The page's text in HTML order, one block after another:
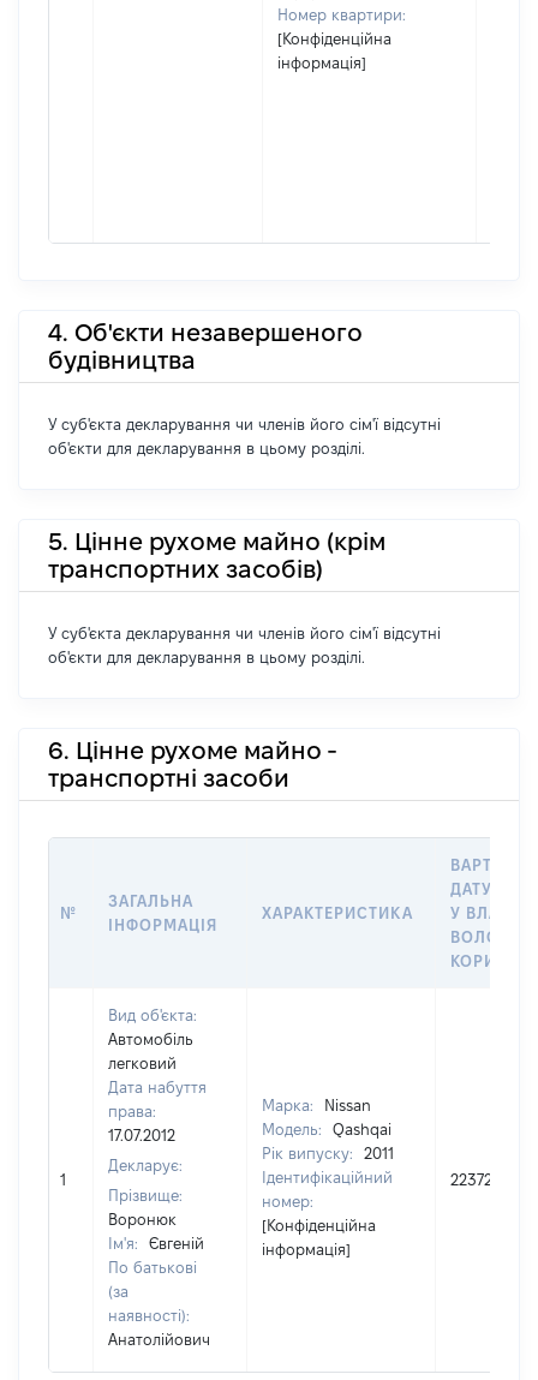
Номер квартири:
[Конфіденційна
інформація]
4. Об'єкти незавершеного
будівництва
У суб'єкта декларування чи членів його сім'ї відсутні
об'єкти для декларування в цьому розділі.
5. Цінне рухоме майно (крім
транспортних засобів)
У суб'єкта декларування чи членів його сім'ї відсутні
об'єкти для декларування в цьому розділі.
6. Цінне рухоме майно -
транспортні засоби
№
ЗАГАЛЬНА
ІНФОРМАЦІЯ
ХАРАКТЕРИСТИКА
ВАРТІСТЬ
ДАТУ
У
1
Вид об'єкта:
Автомобіль
легковий
Дата набуття
права:
17.07.2012
Декларує:
Прізвище:
Воронюк
Ім'я:
Євгеній
По батькові
(за
наявності):
Анатолійович
Марка:
Nissan
Модель:
Qashqai
Рік випуску:
2011
Ідентифікаційний
номер:
[Конфіденційна
інформація]
223720